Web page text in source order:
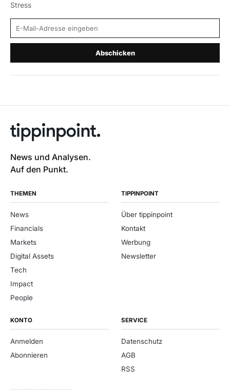
Stress
E-Mail-Adresse
Abschicken
News und Analysen.
Auf den Punkt.
THEMEN
News
Financials
Markets
Digital Assets
Tech
Impact
People
TIPPINPOINT
Über tippinpoint
Kontakt
Werbung
Newsletter
KONTO
Anmelden
Abonnieren
SERVICE
Datenschutz
AGB
RSS